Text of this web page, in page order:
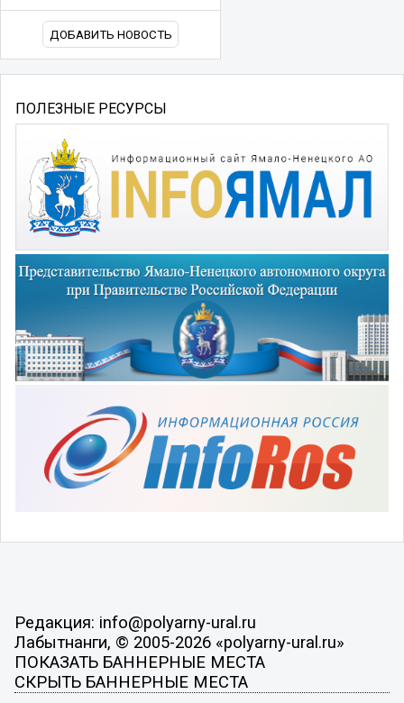
ДОБАВИТЬ НОВОСТЬ
ПОЛЕЗНЫЕ РЕСУРСЫ
Редакция: info@polyarny-ural.ru
Лабытнанги, © 2005-2026 «polyarny-ural.ru»
ПОКАЗАТЬ БАННЕРНЫЕ МЕСТА
СКРЫТЬ БАННЕРНЫЕ МЕСТА